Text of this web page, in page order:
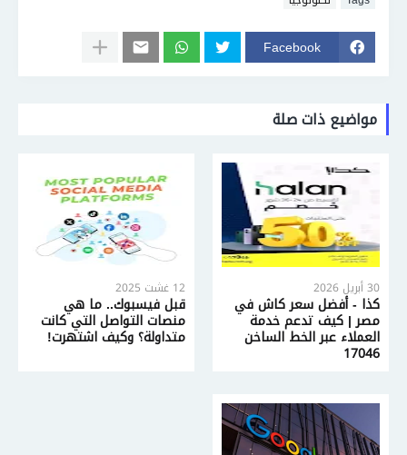
Facebook
مواضيع ذات صلة
30 أبريل 2026
كذا - أفضل سعر كاش في
مصر | كيف تدعم خدمة
العملاء عبر الخط الساخن
17046
12 غشت 2025
قبل فيسبوك.. ما هي
منصات التواصل التي كانت
متداولة؟ وكيف اشتهرت!